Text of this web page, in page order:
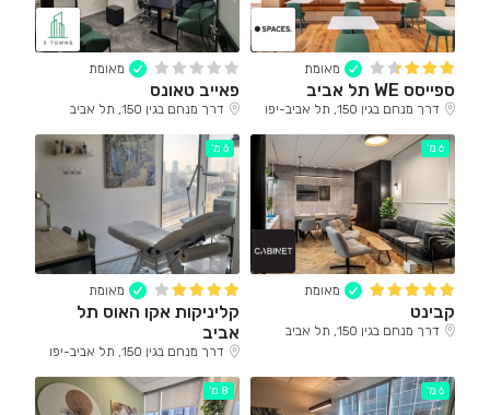
מאומת
ספייסס WE תל אביב
דרך מנחם בגין 150, תל אביב-יפו
מאומת
פאייב טאונס
דרך מנחם בגין 150, תל אביב
מאומת
6 מ'
קבינט
דרך מנחם בגין 150, תל אביב
מאומת
6 מ'
קליניקות אקו האוס תל
אביב
דרך מנחם בגין 150, תל אביב-יפו
6 מ' 8 מ'